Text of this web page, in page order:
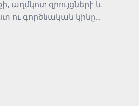
աղմկոտ զրույցների և
ու գործնական կինը